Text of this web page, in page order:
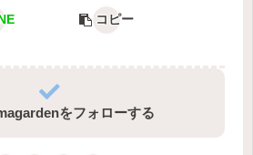
コピー
をフォローする